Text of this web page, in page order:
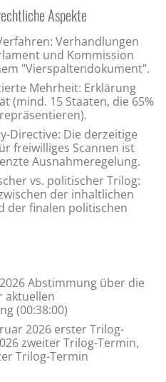
Aspekte
Verhandlungen
und Kommission
"Vierspaltendokument".
Mehrheit: Erklärung
(mind. 15 Staaten, die 65%
Directive: Die derzeitige
freiwilliges Scannen ist
Ausnahmeregelung.
vs. politischer Trilog:
der inhaltlichen
der finalen politischen
Abstimmung über die
aktuellen
(00:38:00)
2026 erster Trilog-
zweiter Trilog-Termin,
Trilog-Termin